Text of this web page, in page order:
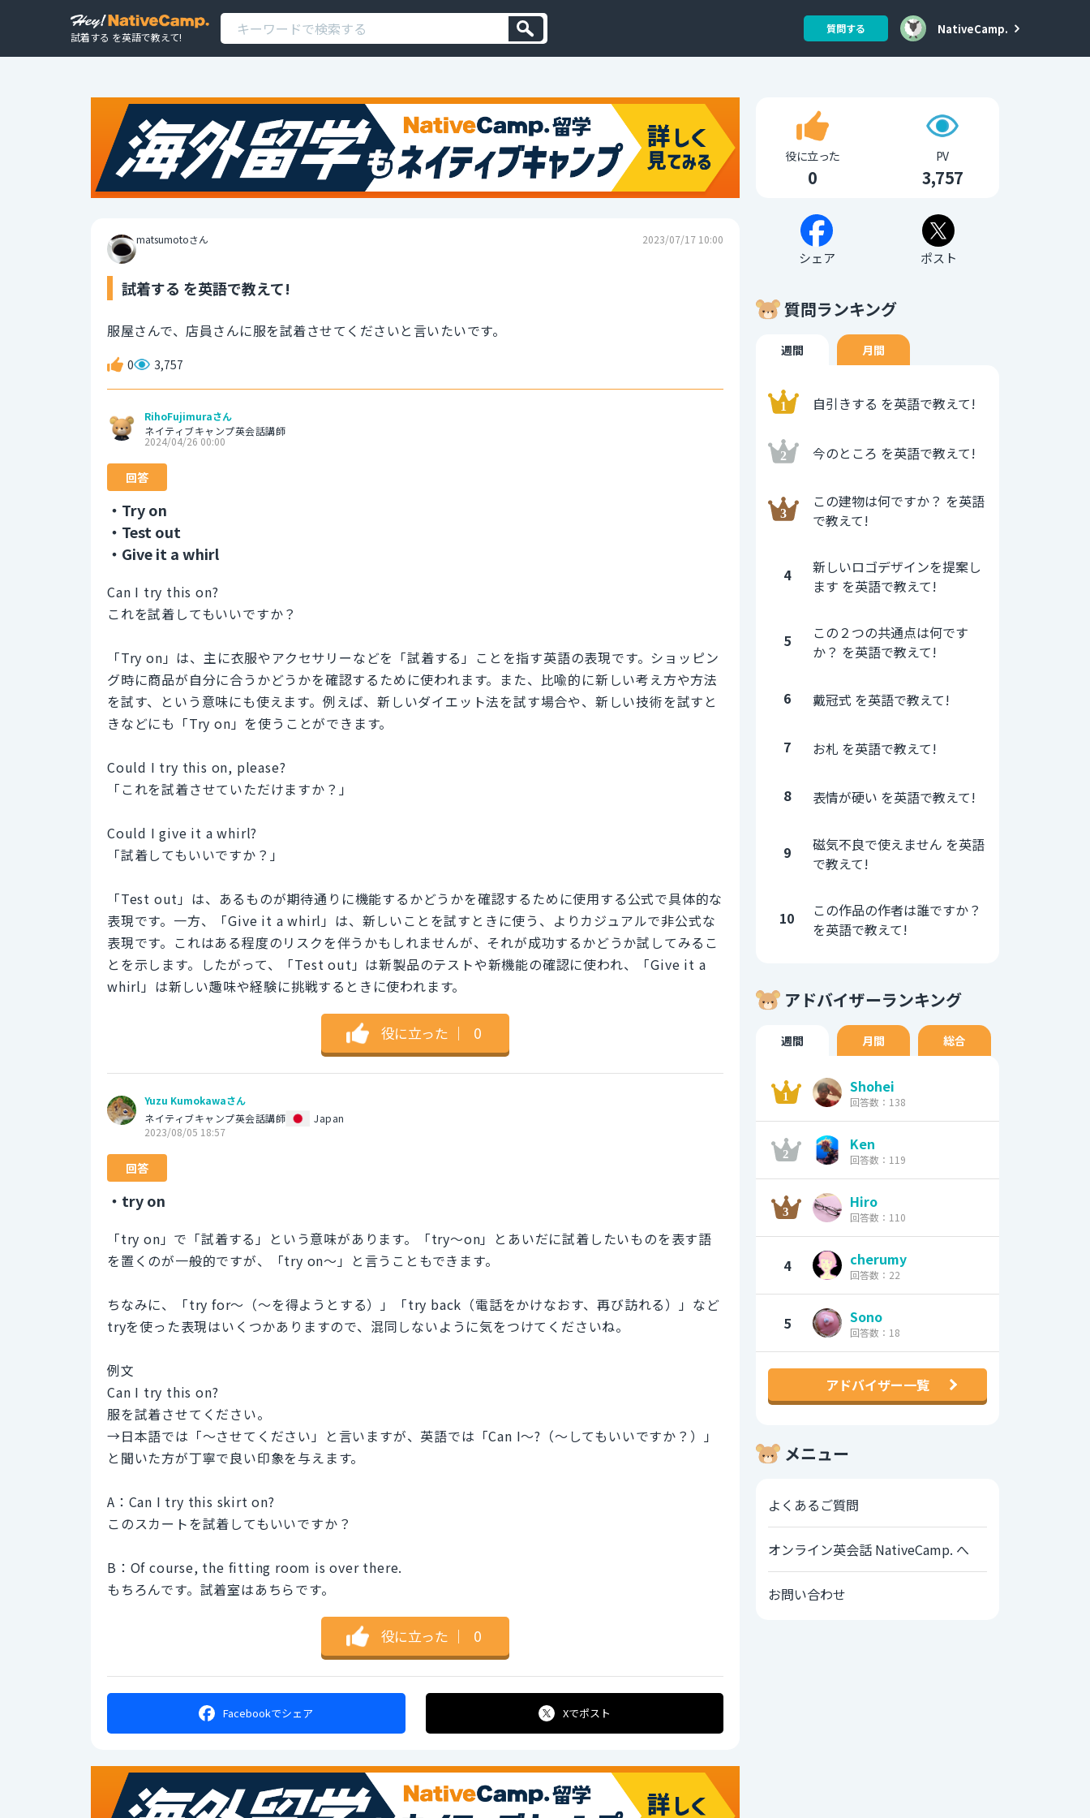
試着する を英語で教えて!
質問する NativeCamp.
matsumotoさん 2023/07/17 10:00
試着する を英語で教えて!
服屋さんで、店員さんに服を試着させてくださいと言いたいです。
0 3,757
RihoFujimuraさん
ネイティブキャンプ英会話講師
2024/04/26 00:00
回答
・Try on
・Test out
・Give it a whirl
Can I try this on?
これを試着してもいいですか？
「Try on」は、主に衣服やアクセサリーなどを「試着する」ことを指す英語の表現です。ショッピン
グ時に商品が自分に合うかどうかを確認するために使われます。また、比喩的に新しい考え方や方法
を試す、という意味にも使えます。例えば、新しいダイエット法を試す場合や、新しい技術を試すと
きなどにも「Try on」を使うことができます。
Could I try this on, please?
「これを試着させていただけますか？」
Could I give it a whirl?
「試着してもいいですか？」
「Test out」は、あるものが期待通りに機能するかどうかを確認するために使用する公式で具体的な
表現です。一方、「Give it a whirl」は、新しいことを試すときに使う、よりカジュアルで非公式な
表現です。これはある程度のリスクを伴うかもしれませんが、それが成功するかどうか試してみるこ
とを示します。したがって、「Test out」は新製品のテストや新機能の確認に使われ、「Give it a
whirl」は新しい趣味や経験に挑戦するときに使われます。
役に立った ｜ 0
Yuzu Kumokawaさん
ネイティブキャンプ英会話講師
Japan
2023/08/05 18:57
回答
・try on
「try on」で「試着する」という意味があります。「try～on」とあいだに試着したいものを表す語
を置くのが一般的ですが、「try on～」と言うこともできます。
ちなみに、「try for～（～を得ようとする）」「try back（電話をかけなおす、再び訪れる）」など
tryを使った表現はいくつかありますので、混同しないように気をつけてくださいね。
例文
Can I try this on?
服を試着させてください。
→日本語では「～させてください」と言いますが、英語では「Can I～?（～してもいいですか？）」
と聞いた方が丁寧で良い印象を与えます。
A：Can I try this skirt on?
このスカートを試着してもいいですか？
B：Of course, the fitting room is over there.
もちろんです。試着室はあちらです。
役に立った ｜ 0
Facebookでシェア Xでポスト
役に立った
0
PV
3,757
シェア ポスト
質問ランキング
週間 月間
自引きする を英語で教えて!
今のところ を英語で教えて!
この建物は何ですか？ を英語
で教えて!
4
新しいロゴデザインを提案し
ます を英語で教えて!
5
この２つの共通点は何です
か？ を英語で教えて!
6 戴冠式 を英語で教えて!
7 お札 を英語で教えて!
8 表情が硬い を英語で教えて!
9
磁気不良で使えません を英語
で教えて!
10
この作品の作者は誰ですか？
を英語で教えて!
アドバイザーランキング
週間 月間 総合
Shohei
回答数：138
Ken
回答数：119
Hiro
回答数：110
4 cherumy
回答数：22
5 Sono
回答数：18
アドバイザー一覧
メニュー
よくあるご質問
オンライン英会話 NativeCamp. へ
お問い合わせ